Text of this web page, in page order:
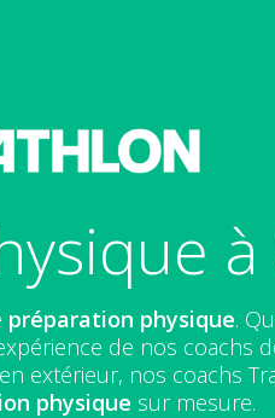
préparation physique.
de nos coachs
extérieur, nos coachs
physique sur mesure.